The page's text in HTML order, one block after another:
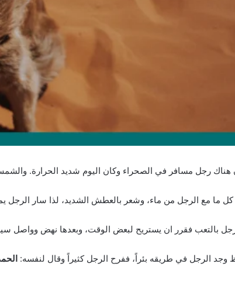
هناك رجل مسافر في الصحراء وكان اليوم شديد الحرارة.
ما مع الرجل من ماء، وشعر بالعطش الشديد، لذا سار الرجل
بالتعب فقرر ان يستريح لبعض الوقت، وبعدها نهض وواصل
الرجل في طريقه بئراً، ففرح الرجل كثيراً وقال لنفسه: